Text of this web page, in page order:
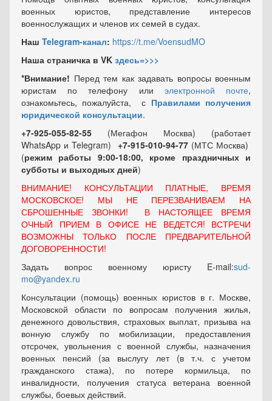
военных юристов, представление интересов
военнослужащих и членов их семей в судах.
Наш Telegram-канал: https://t.me/VoensudMO
Наша страничка в VK здесь=>>>
*Внимание! Перед тем как задавать вопросы военным
юристам по телефону или электронной почте,
ознакомьтесь, пожалуйста, с Правилами получения
юридической консультации.
+7-925-055-82-55 (Мегафон Москва) (работает
WhatsApp и Telegram) +7-915-010-94-77 (МТС Москва)
(режим работы 9:00-18:00, кроме праздничных и
субботы и выходных дней)
ВНИМАНИЕ! КОНСУЛЬТАЦИИ ПЛАТНЫЕ, ВРЕМЯ
МОСКОВСКОЕ! МЫ НЕ ПЕРЕЗВАНИВАЕМ НА
СБРОШЕННЫЕ ЗВОНКИ! В НАСТОЯЩЕЕ ВРЕМЯ
ОЧНЫЙ ПРИЕМ В ОФИСЕ НЕ ВЕДЕТСЯ! ВСТРЕЧИ
ВОЗМОЖНЫ ТОЛЬКО ПОСЛЕ ПРЕДВАРИТЕЛЬНОЙ
ДОГОВОРЕННОСТИ!
Задать вопрос военному юристу E-mail:sud-
mo@yandex.ru
Консультации (помощь) военных юристов в г. Москве,
Московской области по вопросам получения жилья,
денежного довольствия, страховых выплат, призыва на
вонную службу по мобилизации, предоставления
отсрочек, увольнения с военной службы, назначения
военных пенсий (за выслугу лет (в т.ч. с учетом
гражданского стажа), по потере кормильца, по
инвалидности, получения статуса ветерана военной
службы, боевых действий.